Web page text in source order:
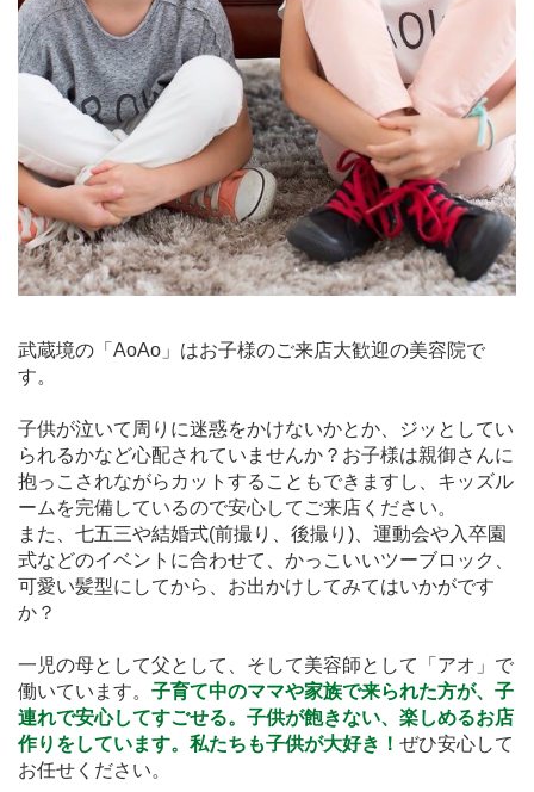
武蔵境の「AoAo」はお子様のご来店大歓迎の美容院で
す。
子供が泣いて周りに迷惑をかけないかとか、ジッとしてい
られるかなど心配されていませんか？お子様は親御さんに
抱っこされながらカットすることもできますし、キッズル
ームを完備しているので安心してご来店ください。
また、七五三や結婚式(前撮り、後撮り)、運動会や入卒園
式などのイベントに合わせて、かっこいいツーブロック、
可愛い髪型にしてから、お出かけしてみてはいかがです
か？
一児の母として父として、そして美容師として「アオ」で
働いています。 子育て中のママや家族で来られた方が、子
連れで安心してすごせる。子供が飽きない、楽しめるお店
作りをしています。私たちも子供が大好き！ ぜひ安心して
お任せください。